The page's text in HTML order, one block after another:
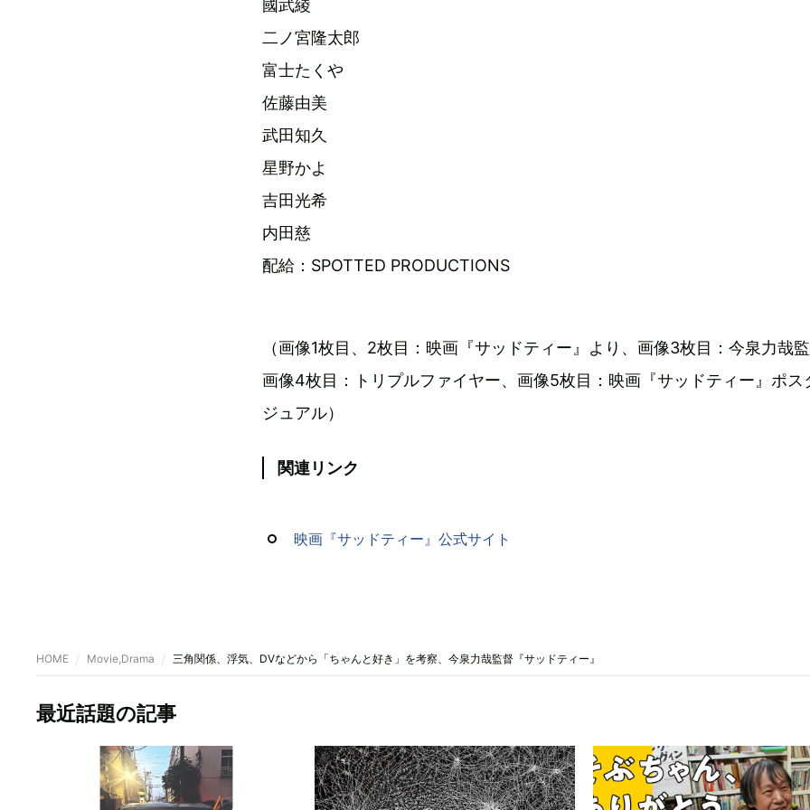
國武綾
二ノ宮隆太郎
富士たくや
佐藤由美
武田知久
星野かよ
吉田光希
内田慈
配給：SPOTTED PRODUCTIONS
（画像1枚目、2枚目：映画『サッドティー』より、画像3枚目：今泉力哉監
画像4枚目：トリプルファイヤー、画像5枚目：映画『サッドティー』ポス
ジュアル）
関連リンク
映画『サッドティー』公式サイト
HOME Movie,Drama 三角関係、浮気、DVなどから「ちゃんと好き」を考察、今泉力哉監督『サッドティー』
最近話題の記事